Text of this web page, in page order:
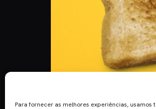
Para fornecer as melhores experiências,
expansão do canal FOX